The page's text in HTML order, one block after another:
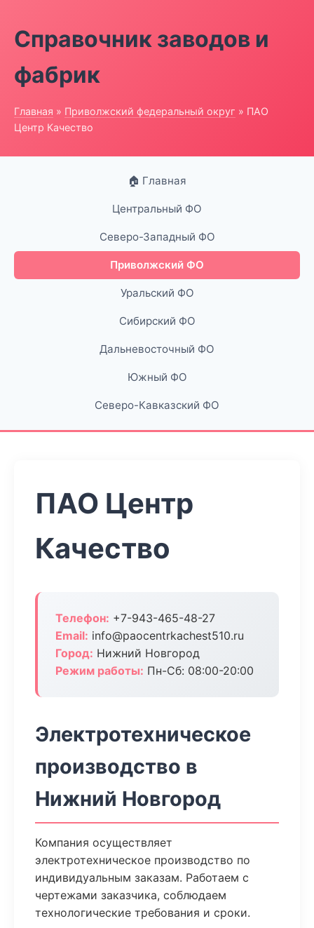
Справочник заводов и
фабрик
Главная » Приволжский федеральный округ » ПАО
Центр Качество
🏠 Главная
Центральный ФО
Северо-Западный ФО
Приволжский ФО
Уральский ФО
Сибирский ФО
Дальневосточный ФО
Южный ФО
Северо-Кавказский ФО
ПАО Центр
Качество
Телефон: +7-943-465-48-27
Email: info@paocentrkachest510.ru
Город: Нижний Новгород
Режим работы: Пн-Сб: 08:00-20:00
Электротехническое
производство в
Нижний Новгород
Компания осуществляет
электротехническое производство по
индивидуальным заказам. Работаем с
чертежами заказчика, соблюдаем
технологические требования и сроки.